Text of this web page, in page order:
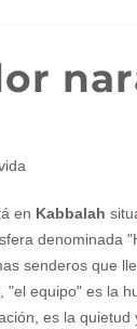
en Kabbalah
denominada
senderos que
equipo" es la
es la